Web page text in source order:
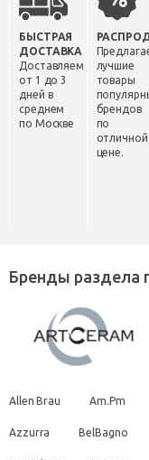
БЫСТРАЯ
ДОСТАВКА
Доставляем
от 1 до 3
дней в
среднем
по Москве
лучшие
товары
брендов
по
отличной
цене.
Бренды раздела
Allen Brau Am.Pm
Azzurra BelBagno